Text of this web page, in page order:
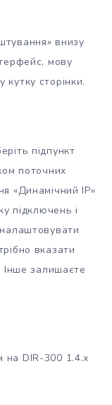
внизу
мову
сторінки.
підпункт
поточних
«Динамічний IP»
підключень і
вказати
Інше залишаєте
на DIR-300 1.4.х